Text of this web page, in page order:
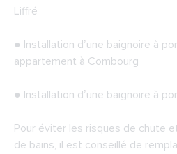
Liffré
● Installation d’une baignoire à
appartement à Combourg
● Installation d’une baignoire à
Pour éviter les risques de chute
de bains, il est conseillé de